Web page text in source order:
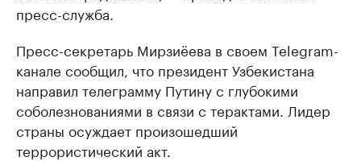
пресс-служба.
Пресс-секретарь Мирзиёева в своем Telegram-
канале сообщил, что президент Узбекистана
направил телеграмму Путину с глубокими
соболезнованиями в связи с терактами. Лидер
страны осуждает произошедший
террористический акт.